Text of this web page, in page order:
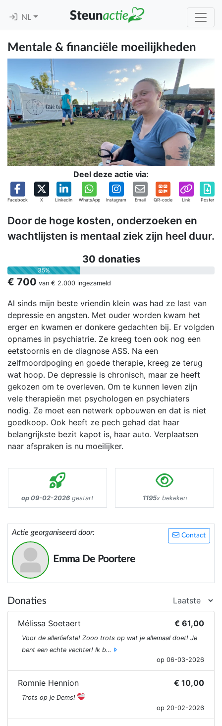
NL
Mentale & financiële moeilijkheden
Deel deze actie via:
Facebook X Linkedin WhatsApp Instagram Email QR-code Link Poster
Door de hoge kosten, onderzoeken en
wachtlijsten is mentaal ziek zijn heel duur.
30 donaties
35%
€ 700 van € 2.000 ingezameld
Al sinds mijn beste vriendin klein was had ze last van
depressie en angsten. Met ouder worden kwam het
erger en kwamen er donkere gedachten bij. Er volgden
opnames in psychiatrie. Ze kreeg toen ook nog een
eetstoornis en de diagnose ASS. Na een
zelfmoordpoging en goede therapie, kreeg ze terug
wat hoop. De depressie is chronisch, maar ze heeft
gekozen om te overleven. Om te kunnen leven zijn
vele therapieën met psychologen en psychiaters
nodig. Ze moet een netwerk opbouwen en dat is niet
goedkoop. Ook heeft ze pech gehad dat haar
belangrijkste bezit kapot is, haar auto. Verplaatsen
naar afspraken is nu moeilijker.
op 09-02-2026 gestart 1195x bekeken
Contact
Actie georganiseerd door:
Emma De Poortere
Donaties
Mélissa Soetaert € 61,00
Voor de allerliefste! Zooo trots op wat je allemaal doet! Je
bent een echte vechter! Ik b…
op 06-03-2026
Romnie Hennion € 10,00
Trots op je Dems!
op 20-02-2026